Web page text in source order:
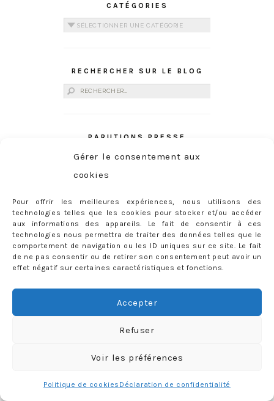
Gérer le consentement aux
cookies
Pour offrir les meilleures expériences, nous utilisons des
technologies telles que les cookies pour stocker et/ou accéder
aux informations des appareils. Le fait de consentir à ces
technologies nous permettra de traiter des données telles que le
comportement de navigation ou les ID uniques sur ce site. Le fait
de ne pas consentir ou de retirer son consentement peut avoir un
effet négatif sur certaines caractéristiques et fonctions.
Accepter
Refuser
Voir les préférences
Politique de cookies Déclaration de confidentialité
CATÉGORIES
Catégories
RECHERCHER SUR LE BLOG
Rechercher :
PARUTIONS PRESSE